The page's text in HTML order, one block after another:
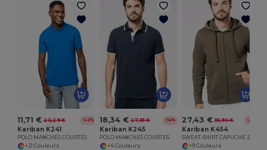
11,71 € 20,29 € -42%
Kariban K241
POLO MANCHES COURTES
+21 Couleurs
18,34 € 27,81 € -34%
Kariban K245
POLO MANCHES COURTES
+4 Couleurs
27,43 € 35,90 € -24%
Kariban K454
+9 Couleurs